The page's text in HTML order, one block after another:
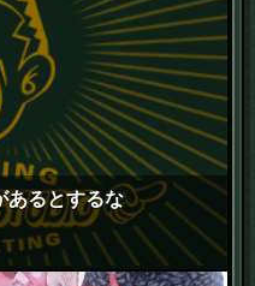
あるとするな